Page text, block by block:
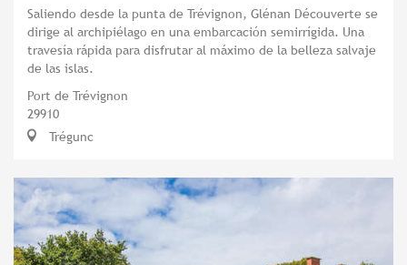
Saliendo desde la punta de Trévignon, Glénan Découverte se
dirige al archipiélago en una embarcación semirrígida. Una
travesía rápida para disfrutar al máximo de la belleza salvaje
de las islas.
Port de Trévignon
29910
Trégunc